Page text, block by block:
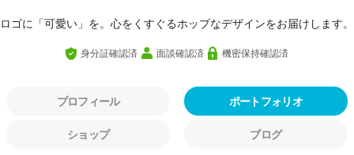
ロゴに「可愛い」を。心をくすぐるホップなデザインをお届けします。
身分証確認済 面談確認済 機密保持確認済
プロフィール ポートフォリオ
ショップ ブログ